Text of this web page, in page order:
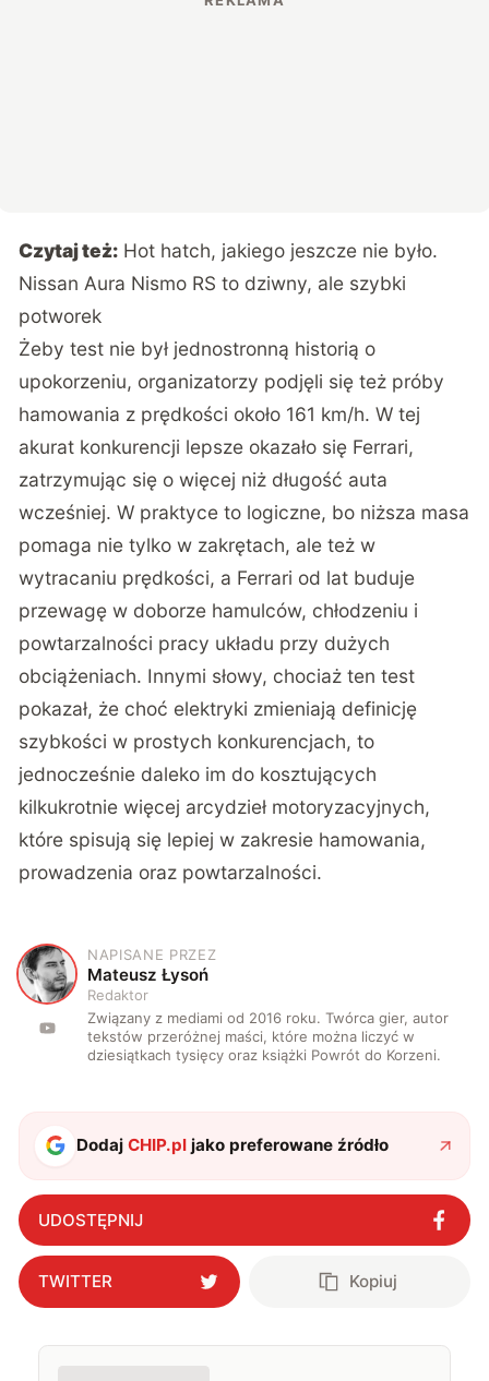
Czytaj też: Hot hatch, jakiego jeszcze nie było.
Nissan Aura Nismo RS to dziwny, ale szybki
potworek
Żeby test nie był jednostronną historią o
upokorzeniu, organizatorzy podjęli się też próby
hamowania z prędkości około 161 km/h. W tej
akurat konkurencji lepsze okazało się Ferrari,
zatrzymując się o więcej niż długość auta
wcześniej. W praktyce to logiczne, bo niższa masa
pomaga nie tylko w zakrętach, ale też w
wytracaniu prędkości, a Ferrari od lat buduje
przewagę w doborze hamulców, chłodzeniu i
powtarzalności pracy układu przy dużych
obciążeniach. Innymi słowy, chociaż ten test
pokazał, że choć elektryki zmieniają definicję
szybkości w prostych konkurencjach, to
jednocześnie daleko im do kosztujących
kilkukrotnie więcej arcydzieł motoryzacyjnych,
które spisują się lepiej w zakresie hamowania,
prowadzenia oraz powtarzalności.
M
NAPISANE PRZEZ
Mateusz Łysoń
Redaktor
Związany z mediami od 2016 roku. Twórca gier, autor
tekstów przeróżnej maści, które można liczyć w
dziesiątkach tysięcy oraz książki Powrót do Korzeni.
DodajCHIP.pl jako preferowane źródło
UDOSTĘPNIJ
TWITTER Kopiuj